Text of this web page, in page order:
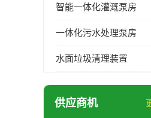
智能一体化灌溉泵房
一体化污水处理泵房
水面垃圾清理装置
供应商机